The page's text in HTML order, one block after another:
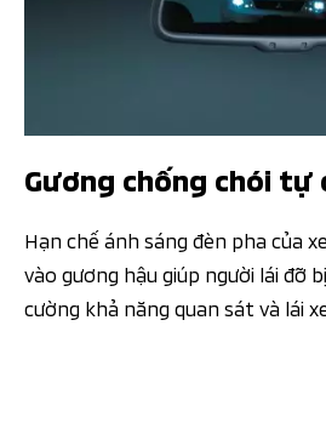
Gương chống chói tự
Hạn chế ánh sáng đèn pha của
vào gương hậu giúp người lái đỡ
cường khả năng quan sát và lái